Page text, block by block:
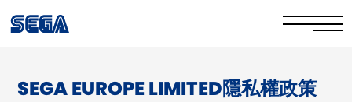
Privacy Policy/EULA
SEGA EUROPE LIMITED隱私權政策